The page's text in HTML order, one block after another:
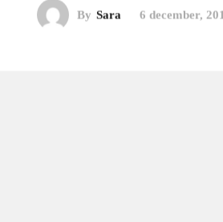
By Sara 6 december,